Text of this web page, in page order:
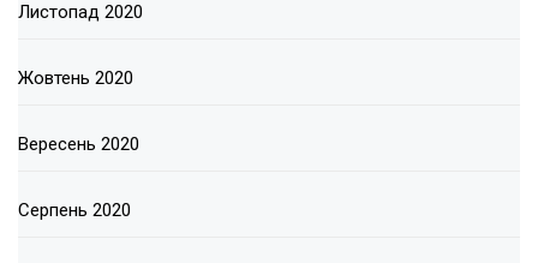
Листопад 2020
Жовтень 2020
Вересень 2020
Серпень 2020